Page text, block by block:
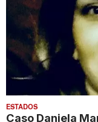
ESTADOS
Caso Daniela